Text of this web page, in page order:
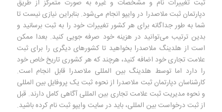
ثبت تغییرات نام و مشخصات و غیره به صورت متمرکز از طریق
دپارتمان ثبت ملاصدرا در وایپو انجام می‌شود. بنابراین نیازی نیست تا
شما به طور جداگانه برای هر کشور تغییرات خود را به ثبت برسانید و
بدین ترتیب می‌توانید در هزینه خود صرفه جویی کنید. بعدا ممكن
است از هلدینگ ملاصدرا بخواهید تا كشورهای دیگری را برای ثبت
علامت تجاری خود اضافه كنید، هرچند كه هر کشوری تاریخ خاص خود
را دارد اما توسط هلدینگ بین المللی ملاصدرا قابل انجام است.
کارشناسان دپارتمان ثبت ملاصدرا از نحوه ثبت یک پروفایل بین المللی
و نحوه مدیریت ثبت علامت تجاری بین المللی آگاهی کامل دارند. قبل
از ثبت درخواست بین المللی، باید در سایت وایپو ثبت نام کرده باشید.